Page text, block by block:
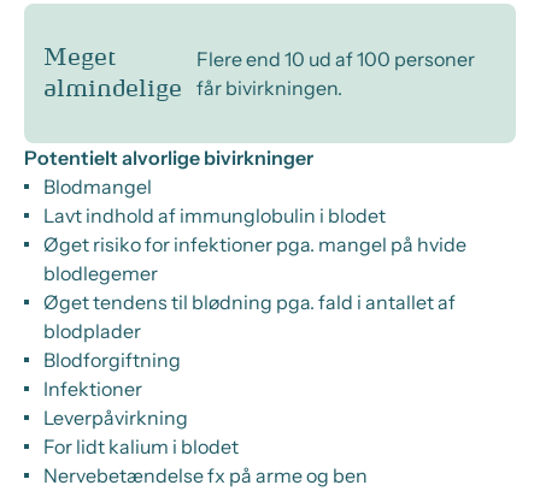
Meget
almindelige
Flere end 10 ud af 100 personer
får bivirkningen.
Potentielt alvorlige bivirkninger
Blodmangel
Lavt indhold af immunglobulin i blodet
Øget risiko for infektioner pga. mangel på hvide
blodlegemer
Øget tendens til blødning pga. fald i antallet af
blodplader
Blodforgiftning
Infektioner
Leverpåvirkning
For lidt kalium i blodet
Nervebetændelse fx på arme og ben